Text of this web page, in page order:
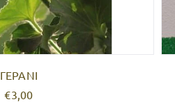
ΓΕΡΑΝΙ
€3,00